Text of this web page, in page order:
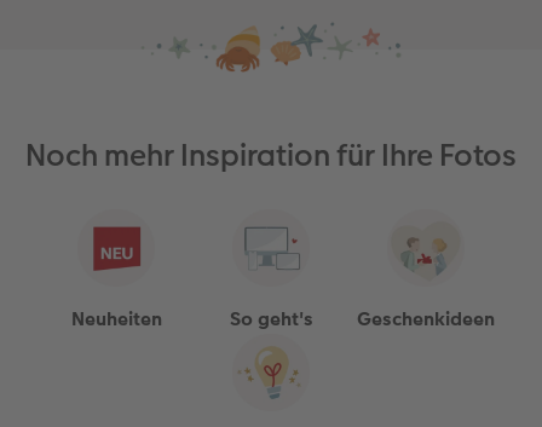
Noch mehr Inspiration für Ihre Fotos
Neuheiten So geht's Geschenkideen